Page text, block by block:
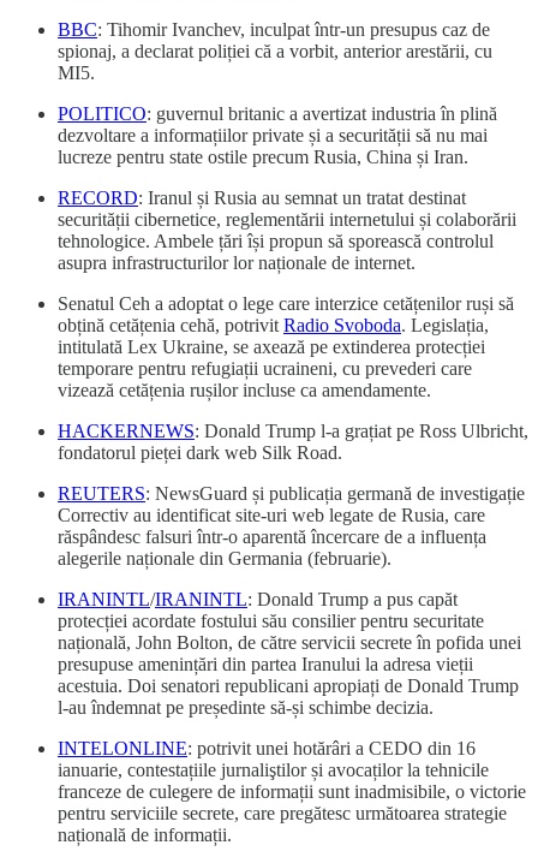
BBC: Tihomir Ivanchev, inculpat într-un presupus caz de
spionaj, a declarat poliției că a vorbit, anterior arestării, cu
MI5.
POLITICO: guvernul britanic a avertizat industria în plină
dezvoltare a informațiilor private și a securității să nu mai
lucreze pentru state ostile precum Rusia, China și Iran.
RECORD: Iranul și Rusia au semnat un tratat destinat
securității cibernetice, reglementării internetului și colaborării
tehnologice. Ambele țări își propun să sporească controlul
asupra infrastructurilor lor naționale de internet.
Senatul Ceh a adoptat o lege care interzice cetățenilor ruși să
obțină cetățenia cehă, potrivit Radio Svoboda. Legislația,
intitulată Lex Ukraine, se axează pe extinderea protecției
temporare pentru refugiații ucraineni, cu prevederi care
vizează cetățenia rușilor incluse ca amendamente.
HACKERNEWS: Donald Trump l-a grațiat pe Ross Ulbricht,
fondatorul pieței dark web Silk Road.
REUTERS: NewsGuard și publicația germană de investigație
Correctiv au identificat site-uri web legate de Rusia, care
răspândesc falsuri într-o aparentă încercare de a influența
alegerile naționale din Germania (februarie).
IRANINTL/IRANINTL: Donald Trump a pus capăt
protecției acordate fostului său consilier pentru securitate
națională, John Bolton, de către servicii secrete în pofida unei
presupuse amenințări din partea Iranului la adresa vieții
acestuia. Doi senatori republicani apropiați de Donald Trump
l-au îndemnat pe președinte să-și schimbe decizia.
INTELONLINE: potrivit unei hotărâri a CEDO din 16
ianuarie, contestațiile jurnaliştilor și avocaților la tehnicile
franceze de culegere de informații sunt inadmisibile, o victorie
pentru serviciile secrete, care pregătesc următoarea strategie
națională de informații.